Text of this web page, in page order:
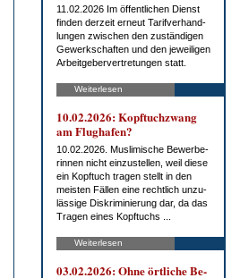
11.02.2026 Im öf­fent­li­chen Dienst
fin­den der­zeit er­neut Ta­rif­ver­hand­
lun­gen zwi­schen den zu­stän­di­gen
Ge­werk­schaf­ten und den je­wei­li­gen
Ar­beit­ge­ber­ver­tre­tun­gen statt.
Weiterlesen
10.02.2026: Kopf­tuch­zwang
am Flug­ha­fen?
10.02.2026. Mus­li­mi­sche Be­wer­be­
rin­nen nicht ein­zu­stel­len, weil die­se
ein Kopf­tuch tra­gen stellt in den
meis­ten Fäl­len ei­ne recht­lich un­zu­
läs­si­ge Dis­kri­mi­nie­rung dar, da das
Tra­gen ei­nes Kopf­tuchs ...
Weiterlesen
03.02.2026: Oh­ne ört­li­che Be­